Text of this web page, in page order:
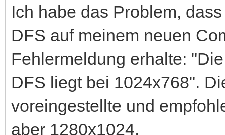
Ich habe das Problem,
DFS auf meinem neuen
Fehlermeldung erhalte:
DFS liegt bei 1024x768".
voreingestellte und
aber 1280x1024.